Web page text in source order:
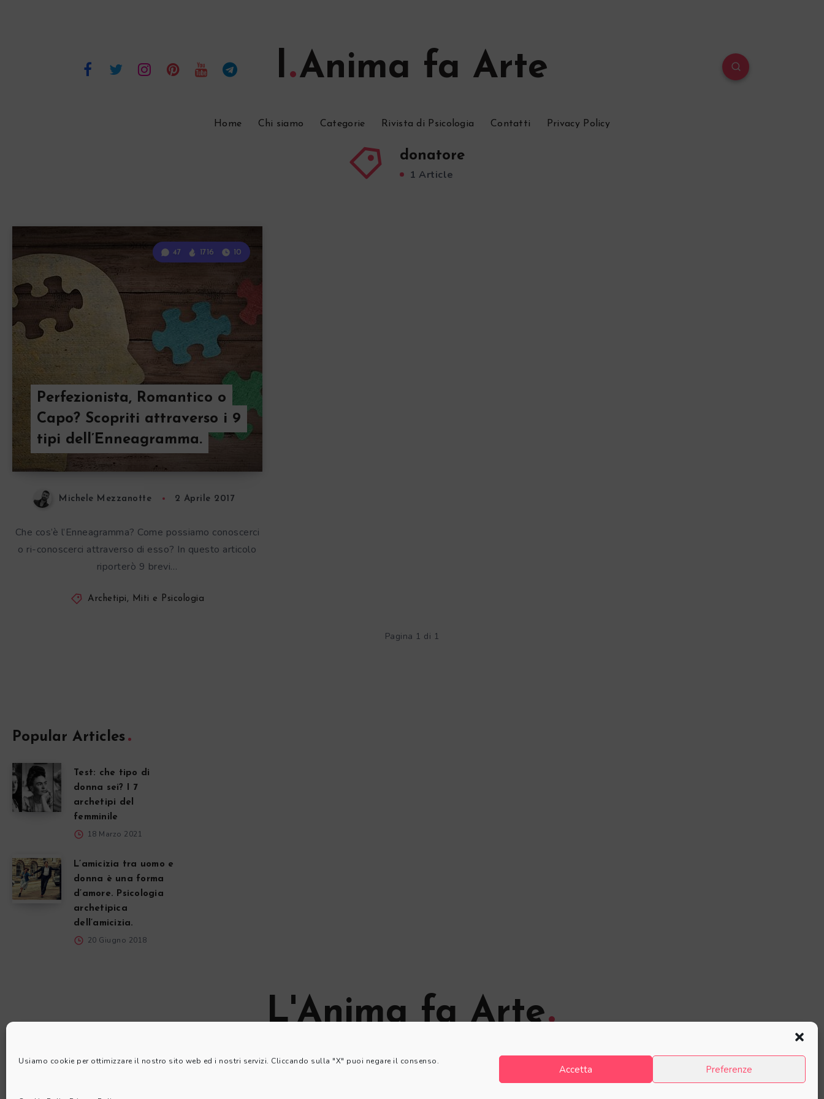
Usiamo cookie per ottimizzare il nostro sito web ed i nostri servizi. Cliccando sulla "X" puoi negare il consenso.
Accetta Preferenze
l Anima fa Arte
Home Chi siamo Categorie Rivista di Psicologia Contatti Privacy Policy
donatore
1 Article
Perfezionista, Romantico o
Capo? Scopriti attraverso i 9
tipi dell’Enneagramma.
47 1716 10
Michele Mezzanotte 2 Aprile 2017
Che cos’è l’Enneagramma? Come possiamo conoscerci
o ri-conoscerci attraverso di esso? In questo articolo
riporterò 9 brevi…
Archetipi, Miti e Psicologia
Pagina 1 di 1
Popular Articles
Test: che tipo di
donna sei? I 7
archetipi del
femminile
18 Marzo 2021
L’amicizia tra uomo e
donna è una forma
d’amore. Psicologia
archetipica
dell’amicizia.
20 Giugno 2018
L'Anima fa Arte
© L'Anima fa Arte